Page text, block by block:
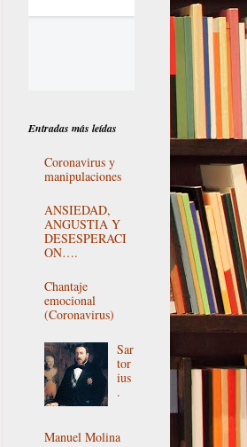
Entradas más leídas
Coronavirus y
manipulaciones
ANSIEDAD,
ANGUSTIA Y
DESESPERACI
ON….
Chantaje
emocional
(Coronavirus)
Sar
tor
ius
.
Manuel Molina